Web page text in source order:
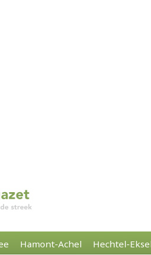
Hamont-Achel Hechtel-